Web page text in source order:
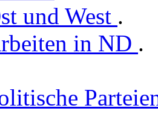
und West .
in ND .